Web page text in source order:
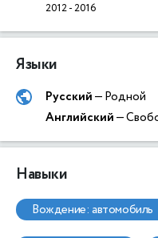
2012-2016
Языки
Русский— Родной
Английский—
Навыки
вождение: автомобиль